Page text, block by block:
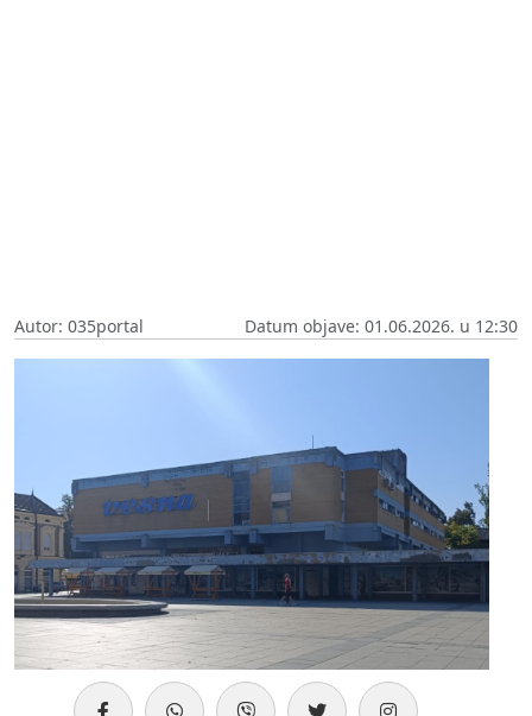
Autor: 035portal Datum objave: 01.06.2026. u 12:30